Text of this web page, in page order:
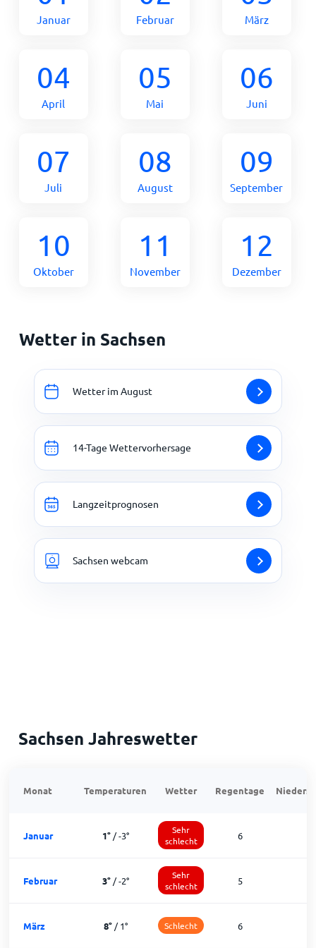
Januar Februar März
04
April
05
Mai
06
Juni
07
Juli
08
August
09
September
10
Oktober
11
November
12
Dezember
Wetter in Sachsen
Wetter im August
14-Tage Wettervorhersage
Langzeitprognosen
Sachsen webcam
Sachsen Jahreswetter
Monat Temperaturen Wetter Regentage
Januar 1°/-3°
Sehr
schlecht
6
Februar 3°/-2°
Sehr
schlecht
5
März 8°/1° Schlecht 6